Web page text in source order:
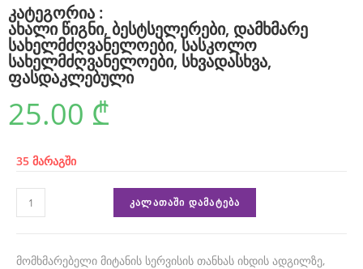
a
u
e
კატეგორია :
ახალი წიგნი, ბესტსელერები, დამხმარე
სახელმძღვანელოები, სასკოლო
სახელმძღვანელოები, სხვადასხვა,
ფასდაკლებული
25.00 ₾
35 მარაგში
ᲙᲐᲚᲐᲗᲐᲨᲘ ᲓᲐᲛᲐᲢᲔᲑᲐ
მომხმარებელი მიტანის სერვისის თანხას იხდის ადგილზე,